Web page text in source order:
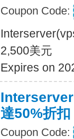
Coupon Code:
2,500美元
Expires on
達50%折扣
Coupon Code: